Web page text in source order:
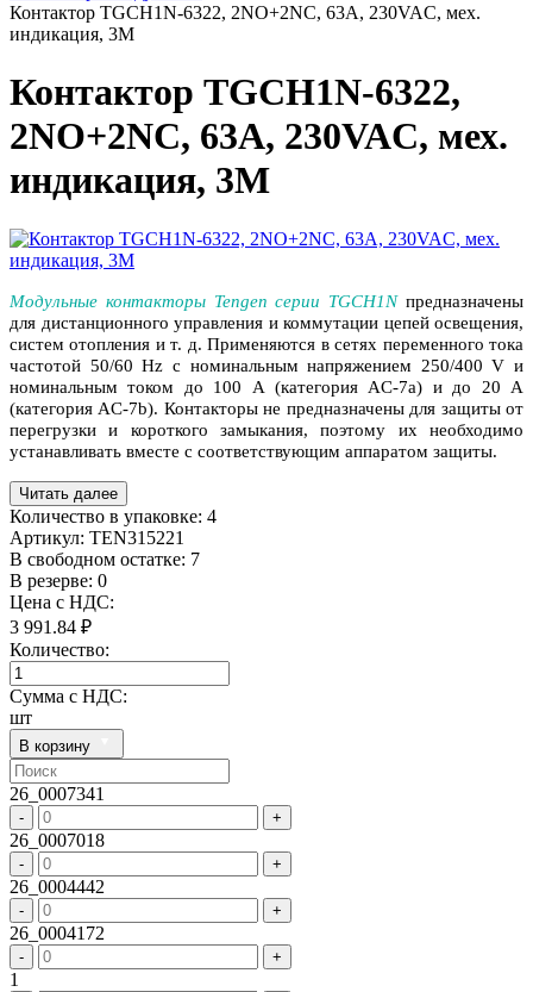
Контактор TGCH1N-6322, 2NO+2NC, 63A, 230VAC, мех.
индикация, 3M
Контактор TGCH1N-6322,
2NO+2NC, 63A, 230VAC, мех.
индикация, 3M
Модульные контакторы Tengen серии TGCH1Nпредназначены
для дистанционного управления и коммутации цепей освещения,
систем отопления и т. д. Применяются в сетях переменного тока
частотой 50/60 Hz с номинальным напряжением 250/400 V и
номинальным током до 100 А (категория AC‐7a) и до 20 A
(категория AC‐7b). Контакторы не предназначены для защиты от
перегрузки и короткого замыкания, поэтому их необходимо
устанавливать вместе с соответствующим аппаратом защиты.
Читать далее
Количество в упаковке: 4
Артикул: TEN315221
В свободном остатке: 7
В резерве: 0
Цена с НДС:
3 991.84 ₽
Количество:
Сумма с НДС:
шт
В корзину
26_0007341
- +
26_0007018
- +
26_0004442
- +
26_0004172
- +
1